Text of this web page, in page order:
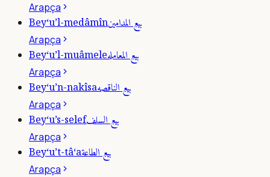
Arapça
Bey‘u’l-medâmînبيع المدامين
Arapça
Bey‘u’l-muâmeleبيع المعامله
Arapça
Bey‘u’n-nakîsaبيع الناقصه
Arapça
Bey‘u’s-selefبيع السلف
Arapça
Bey‘u’t-tâ‘aبيع الطاعة
Arapça